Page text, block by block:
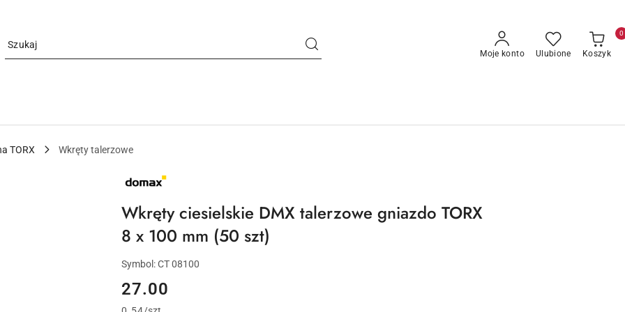
Moje konto Ulubione Koszyk
0
TORX Wkręty talerzowe
NAZWA
PRODUCENTA:
Wkręty ciesielskie DMX talerzowe gniazdo TORX
8 x 100 mm (50 szt)
Symbol:CT 08100
cena:
27.00